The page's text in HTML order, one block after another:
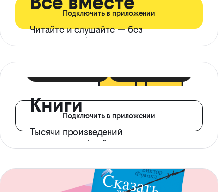
Читайте и слушайте — без
ограничений*
Подключить в приложении
Книги
Тысячи произведений
с доступом офлайн
Подключить в приложении